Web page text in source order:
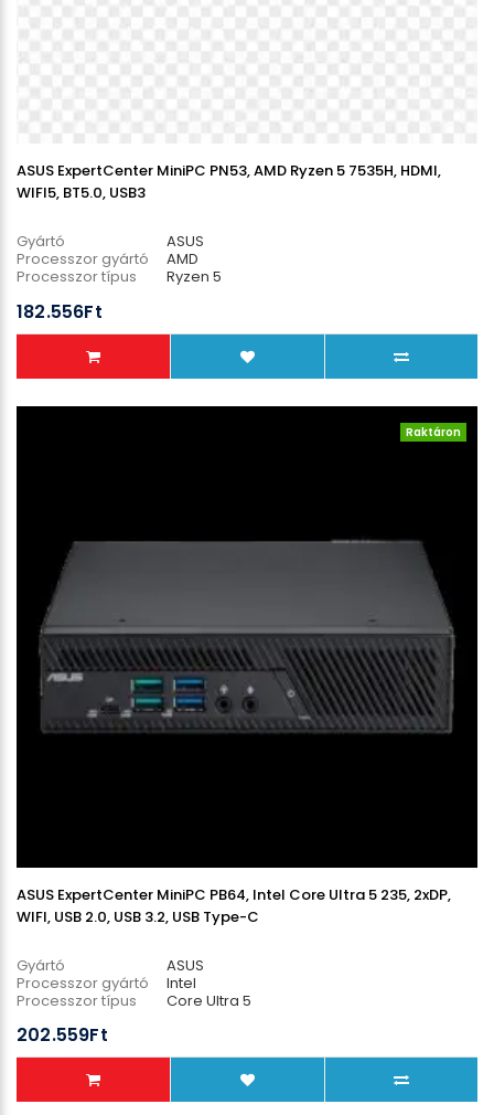
ASUS ExpertCenter MiniPC PN53, AMD Ryzen 5 7535H, HDMI,
WIFI5, BT5.0, USB3
Gyártó
ASUS
Processzor gyártó
AMD
Processzor típus
Ryzen 5
182.556Ft
Raktáron
ASUS ExpertCenter MiniPC PB64, Intel Core Ultra 5 235, 2xDP,
WIFI, USB 2.0, USB 3.2, USB Type-C
Gyártó
ASUS
Processzor gyártó
Intel
Processzor típus
Core Ultra 5
Háttértár típus
202.559Ft